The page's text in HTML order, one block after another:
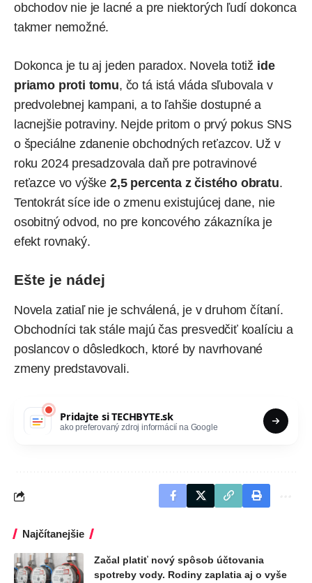
obchodov nie je lacné a pre niektorých ľudí dokonca
takmer nemožné.
Dokonca je tu aj jeden paradox. Novela totiž ide
priamo proti tomu, čo tá istá vláda sľubovala v
predvolebnej kampani, a to ľahšie dostupné a
lacnejšie potraviny. Nejde pritom o prvý pokus SNS
o špeciálne zdanenie obchodných reťazcov. Už v
roku 2024 presadzovala daň pre potravinové
reťazce vo výške 2,5 percenta z čistého obratu.
Tentokrát síce ide o zmenu existujúcej dane, nie
osobitný odvod, no pre koncového zákazníka je
efekt rovnaký.
Ešte je nádej
Novela zatiaľ nie je schválená, je v druhom čítaní.
Obchodníci tak stále majú čas presvedčiť koalíciu a
poslancov o dôsledkoch, ktoré by navrhované
zmeny predstavovali.
Pridajte siTECHBYTE.sk
ako preferovaný zdroj informácií na Google
Najčítanejšie
Začal platiť nový spôsob účtovania
spotreby vody. Rodiny zaplatia aj o vyše